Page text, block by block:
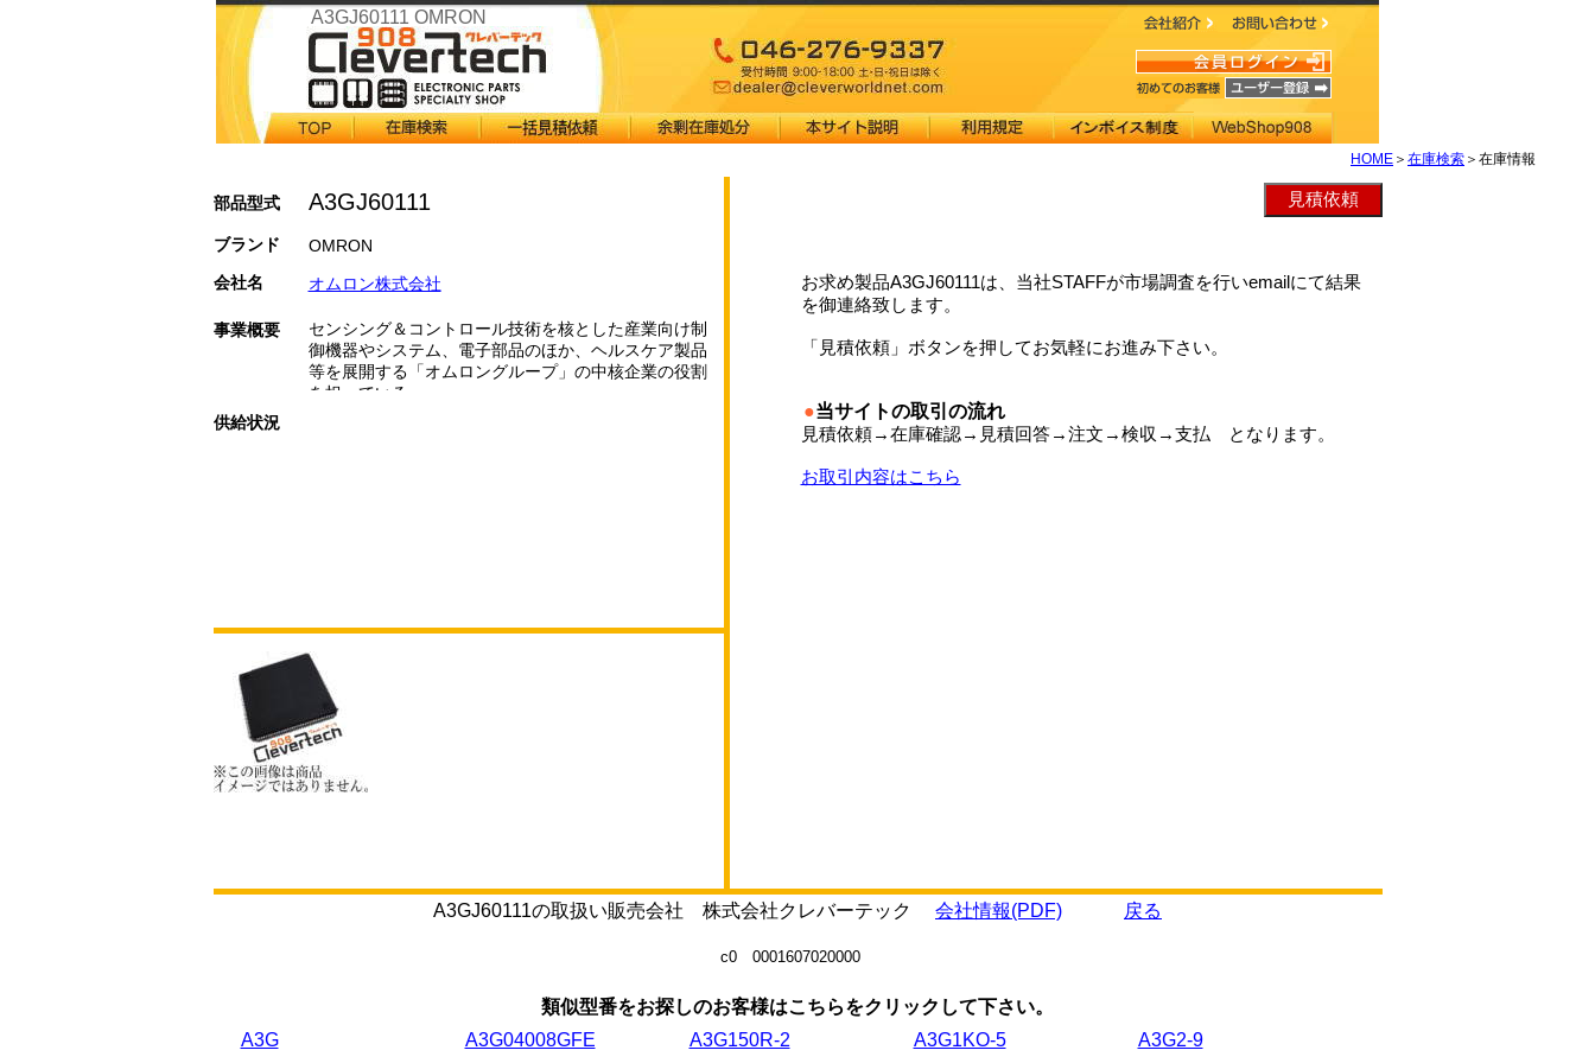
A3GJ60111 OMRON
HOME ＞ 在庫検索 ＞在庫情報
部品型式 A3GJ60111
ブランド
OMRON
会社名
オムロン株式会社
事業概要
センシング＆コントロール技術を核とした産業向け制
御機器やシステム、電子部品のほか、ヘルスケア製品
等を展開する「オムロングループ」の中核企業の役割
を担っている。
供給状況
お求め製品A3GJ60111は、当社STAFFが市場調査を行いemailにて結果
を御連絡致します。
「見積依頼」ボタンを押してお気軽にお進み下さい。
●当サイトの取引の流れ
見積依頼→在庫確認→見積回答→注文→検収→支払 となります。
お取引内容はこちら
A3GJ60111の取扱い販売会社 株式会社クレバーテック 会社情報(PDF) 戻る
c0 0001607020000
類似型番をお探しのお客様はこちらをクリックして下さい。
A3G
A3G04008GFE A3G150R-2 A3G1KO-5 A3G2-9